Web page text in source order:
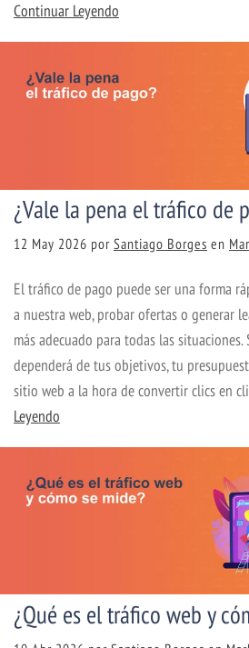
Continuar Leyendo
¿Vale la pena el tráfico de
12 May 2026 por Santiago Borges en
El tráfico de pago puede ser una forma
a nuestra web, probar ofertas o generar
más adecuado para todas las
dependerá de tus objetivos, tu
sitio web a la hora de convertir clics en
Leyendo
¿Qué es el tráfico web y